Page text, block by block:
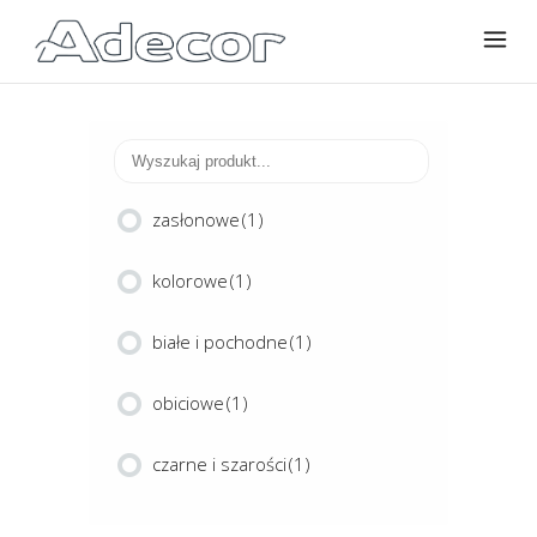
zasłonowe(1)
kolorowe(1)
białe i pochodne(1)
obiciowe(1)
czarne i szarości(1)